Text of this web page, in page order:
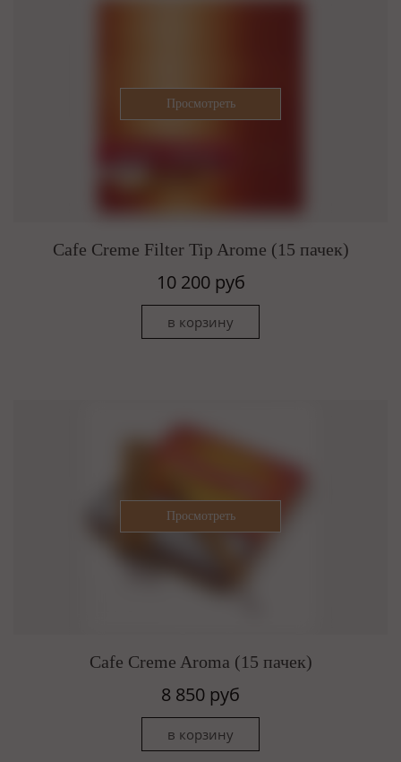
Cafe Creme Filter Tip Arome (15 пачек)
10 200 руб
Cafe Creme Aroma (15 пачек)
8 850 руб